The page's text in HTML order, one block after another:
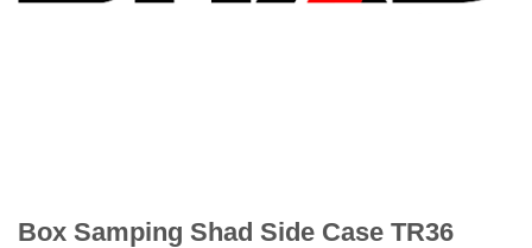
Box Samping Shad Side Case TR36